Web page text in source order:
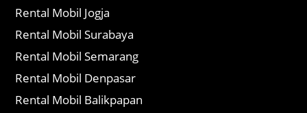
Rental Mobil Jogja
Rental Mobil Surabaya
Rental Mobil Semarang
Rental Mobil Denpasar
Rental Mobil Balikpapan